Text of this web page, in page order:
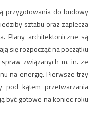
przygotowania do budowy
sztabu oraz zaplecza
Plany architektoniczne są
się rozpocząć na początku
związanych m. in. ze
na energię. Pierwsze trzy
pod kątem przetwarzania
być gotowe na koniec roku